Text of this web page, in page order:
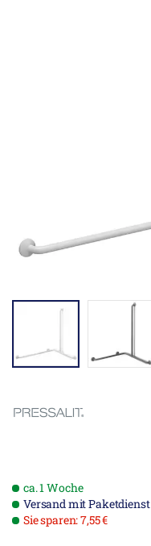
ca. 1 Woche
Versand mit Paketdienst
Sie sparen: 7,55 €